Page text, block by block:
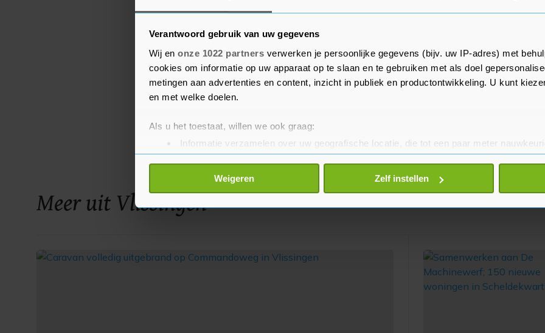
Verantwoord gebruik van uw gegevens
Wij en onze 1022 partners verwerken je persoonlijke gegevens (bijv. uw IP-adres) met
cookies om informatie op uw apparaat op te slaan en te gebruiken met als doel
metingen aan advertenties en content, inzicht in publiek en productontwikkeling. U kunt
en met welke doelen.
Als u het toestaat, willen we ook graag:
Informatie verzamelen over uw geografische locatie, die tot een paar meter
Uw apparaat identificeren door het actief te scannen op specifieke eigenschappen
Lees meer over hoe uw persoonlijke gegevens worden verwerkt en stel uw voorkeuren in het
toestemming op elk moment wijzigen of intrekken in de Cookieverklaring.
Met cookies werkt onze website beter en wordt jouw bezoek makkelijker en persoonlijker.
Weigeren Zelf instellen
Meer uit Vlissingen